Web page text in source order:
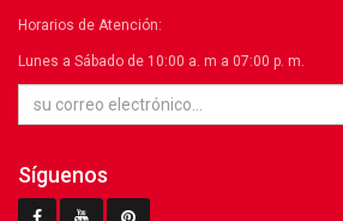
Horarios de Atención:
Lunes a Sábado de 10:00 a. m a 07:00 p. m.
Síguenos